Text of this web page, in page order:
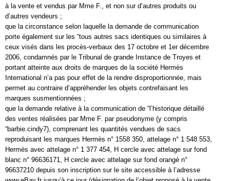
à la vente et vendus par Mme F., et non sur d’autres produits ou
d’autres vendeurs ;
que la circonstance selon laquelle la demande de communication
porte également sur les “tous autres sacs identiques ou similaires à
ceux visés dans les procès-verbaux des 17 octobre et 1er décembre
2006, condamnés par le Tribunal de grande Instance de Troyes et
portant atteinte aux droits de marques de la société Hermès
International n’a pas pour effet de la rendre disproportionnée, mais
permet au contraire d’appréhender les objets contrefaisant les
marques susmentionnées ;
que la demande relative à la communication de “l’historique détaillé
des ventes réalisées par Mme F. par pseudonyme (y compris
“barbie.cindy7), comprenant les quantités vendues de sacs
reproduisant les marques Hermès n° 1558 350, attelage n° 1 548 553,
Hermès avec attelage n° 1 377 454, H cercle avec attelage sur fond
blanc n° 96636171, H cercle avec attelage sur fond orangé n°
96637210 depuis son inscription sur le site accessible à l’adresse